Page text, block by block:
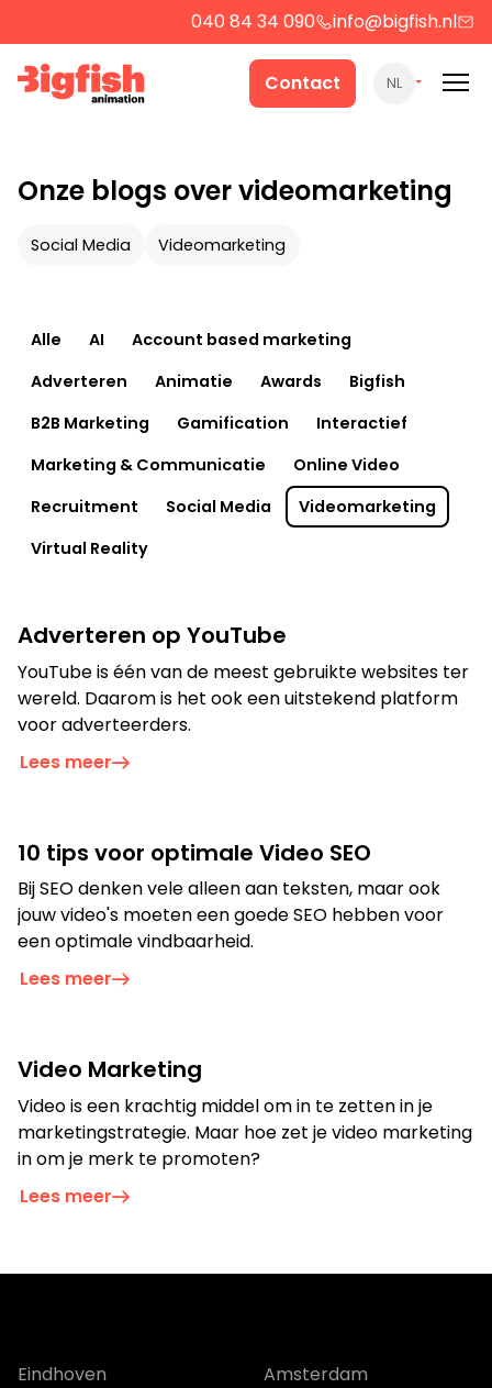
040 84 34 090 info@bigfish.nl
Contact NL
Werk
Contact
Strategie
Film
Op zoek naar een oplossing voor
jouw vraagstuk?
Neem contact op
Eindhoven
Vonderweg 26
5616 RM, Eindhoven
Amsterdam
Onze blogs over videomarketing
Social Media Videomarketing
Alle AI
Account based marketing
Adverteren
Animatie Awards
Bigfish
B2B Marketing
Gamification
Interactief
Marketing & Communicatie
Online Video
Recruitment
Social Media
Videomarketing
Virtual Reality
Adverteren op YouTube
YouTube is één van de meest gebruikte websites ter
wereld. Daarom is het ook een uitstekend platform
voor adverteerders.
Lees meer
10 tips voor optimale Video SEO
Bij SEO denken vele alleen aan teksten, maar ook
jouw video's moeten een goede SEO hebben voor
een optimale vindbaarheid.
Lees meer
Video Marketing
Video is een krachtig middel om in te zetten in je
marketingstrategie. Maar hoe zet je video marketing
in om je merk te promoten?
Lees meer
Eindhoven Amsterdam